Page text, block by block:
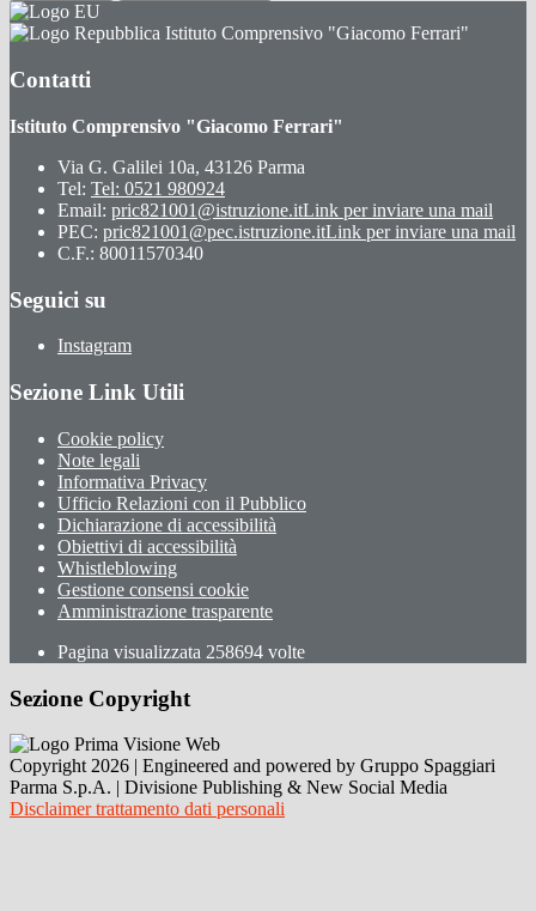
Istituto Comprensivo "Giacomo Ferrari"
Contatti
Istituto Comprensivo "Giacomo Ferrari"
Via G. Galilei 10a, 43126 Parma
Tel: Tel: 0521 980924
Email: pric821001@istruzione.itLink per inviare una mail
PEC: pric821001@pec.istruzione.itLink per inviare una mail
C.F.: 80011570340
Seguici su
Instagram
Sezione Link Utili
Cookie policy
Note legali
Informativa Privacy
Ufficio Relazioni con il Pubblico
Dichiarazione di accessibilità
Obiettivi di accessibilità
Whistleblowing
Gestione consensi cookie
Amministrazione trasparente
Pagina visualizzata 258694 volte
Sezione Copyright
Copyright 2026 | Engineered and powered by Gruppo Spaggiari
Parma S.p.A. | Divisione Publishing & New Social Media
Disclaimer trattamento dati personali